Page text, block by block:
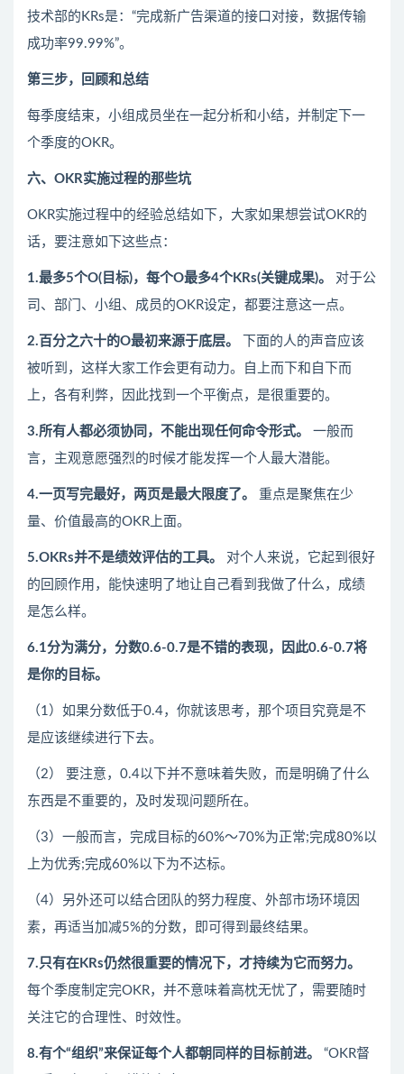
技术部的KRs是：“完成新广告渠道的接口对接，数据传输
成功率99.99%”。
第三步，回顾和总结
每季度结束，小组成员坐在一起分析和小结，并制定下一
个季度的OKR。
六、OKR实施过程的那些坑
OKR实施过程中的经验总结如下，大家如果想尝试OKR的
话，要注意如下这些点：
1.最多5个O(目标)，每个O最多4个KRs(关键成果)。
对于公
司、部门、小组、成员的OKR设定，都要注意这一点。
2.百分之六十的O最初来源于底层。
下面的人的声音应该
被听到，这样大家工作会更有动力。自上而下和自下而
上，各有利弊，因此找到一个平衡点，是很重要的。
3.所有人都必须协同，不能出现任何命令形式。
一般而
言，主观意愿强烈的时候才能发挥一个人最大潜能。
4.一页写完最好，两页是最大限度了。
重点是聚焦在少
量、价值最高的OKR上面。
5.OKRs并不是绩效评估的工具。
对个人来说，它起到很好
的回顾作用，能快速明了地让自己看到我做了什么，成绩
是怎么样。
6.1分为满分，分数0.6-0.7是不错的表现，因此0.6-0.7将
是你的目标。
（1）如果分数低于0.4，你就该思考，那个项目究竟是不
是应该继续进行下去。
（2）
要注意，0.4以下并不意味着失败，而是明确了什么
东西是不重要的，及时发现问题所在。
（3）一般而言，完成目标的60%～70%为正常;完成80%以
上为优秀;完成60%以下为不达标。
（4）另外还可以结合团队的努力程度、外部市场环境因
素，再适当加减5%的分数，即可得到最终结果。
7.只有在KRs仍然很重要的情况下，才持续为它而努力。
每个季度制定完OKR，并不意味着高枕无忧了，需要随时
关注它的合理性、时效性。
8.有个“组织”来保证每个人都朝同样的目标前进。 “OKR督